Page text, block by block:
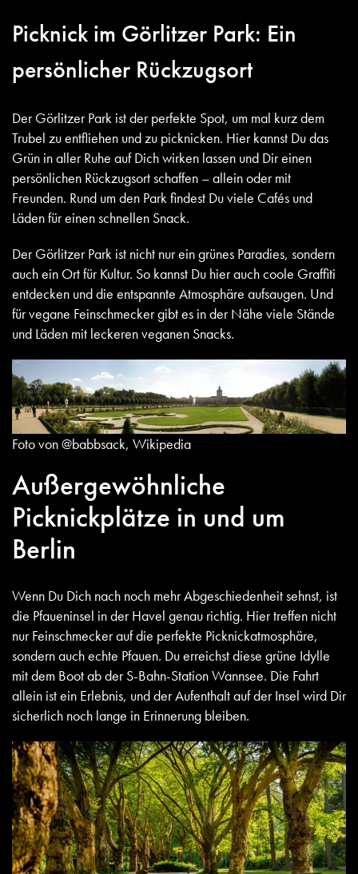
Picknick im Görlitzer Park: Ein
persönlicher Rückzugsort
Der Görlitzer Park ist der perfekte Spot, um mal kurz dem
Trubel zu entfliehen und zu picknicken. Hier kannst Du das
Grün in aller Ruhe auf Dich wirken lassen und Dir einen
persönlichen Rückzugsort schaffen – allein oder mit
Freunden. Rund um den Park findest Du viele Cafés und
Läden für einen schnellen Snack.
Der Görlitzer Park ist nicht nur ein grünes Paradies, sondern
auch ein Ort für Kultur. So kannst Du hier auch coole Graffiti
entdecken und die entspannte Atmosphäre aufsaugen. Und
für vegane Feinschmecker gibt es in der Nähe viele Stände
und Läden mit leckeren veganen Snacks.
Foto von @babbsack, Wikipedia
Außergewöhnliche
Picknickplätze in und um
Berlin
Wenn Du Dich nach noch mehr Abgeschiedenheit sehnst, ist
die Pfaueninsel in der Havel genau richtig. Hier treffen nicht
nur Feinschmecker auf die perfekte Picknickatmosphäre,
sondern auch echte Pfauen. Du erreichst diese grüne Idylle
mit dem Boot ab der S-Bahn-Station Wannsee. Die Fahrt
allein ist ein Erlebnis, und der Aufenthalt auf der Insel wird Dir
sicherlich noch lange in Erinnerung bleiben.